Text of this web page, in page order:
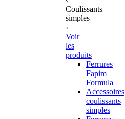
Coulissants
simples
›
Voir
les
produits
Ferrures
Fapim
Formula
Accessoires
coulissants
simples